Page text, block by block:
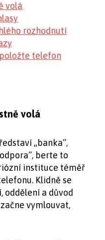
volá
rozhodnutí
telefon
volá
„banka“,
berte to
instituce téměř
Klidně se
oddělení a důvod
vymlouvat,